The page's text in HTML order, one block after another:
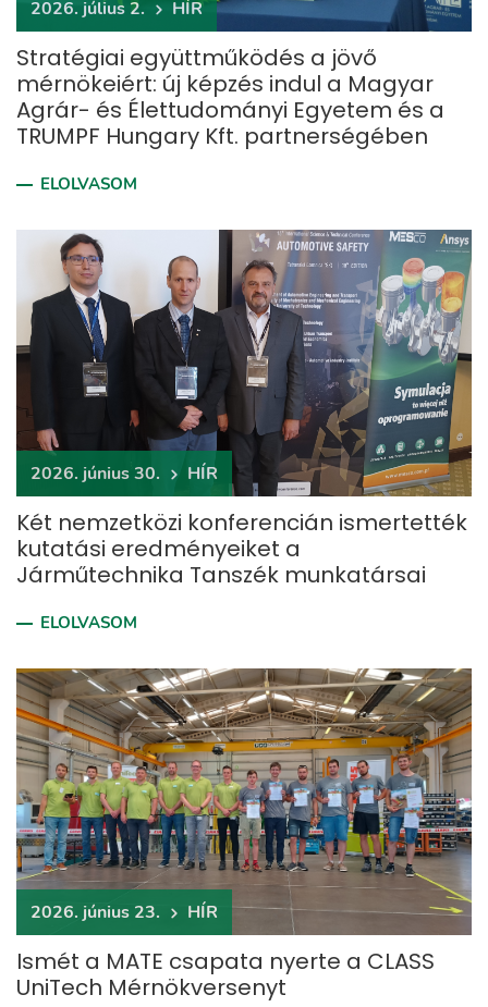
2026. július 2. HÍR
Stratégiai együttműködés a jövő
mérnökeiért: új képzés indul a Magyar
Agrár- és Élettudományi Egyetem és a
TRUMPF Hungary Kft. partnerségében
ELOLVASOM
2026. június 30. HÍR
Két nemzetközi konferencián ismertették
kutatási eredményeiket a
Járműtechnika Tanszék munkatársai
ELOLVASOM
2026. június 23. HÍR
Ismét a MATE csapata nyerte a CLASS
UniTech Mérnökversenyt